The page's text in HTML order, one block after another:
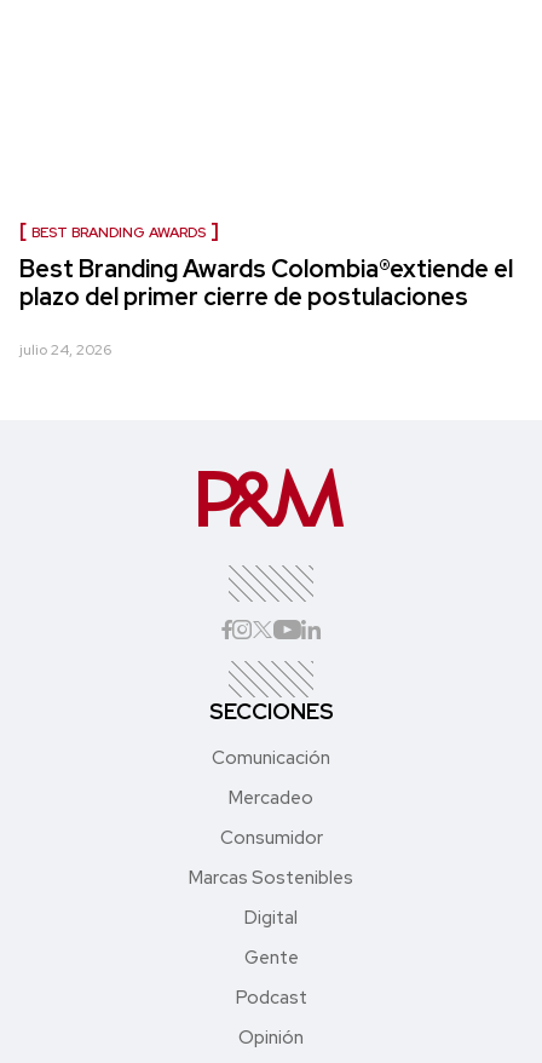
BEST BRANDING AWARDS
Best Branding Awards Colombia®extiende el
plazo del primer cierre de postulaciones
julio 24, 2026
SECCIONES
Comunicación
Mercadeo
Consumidor
Marcas Sostenibles
Digital
Gente
Podcast
Opinión